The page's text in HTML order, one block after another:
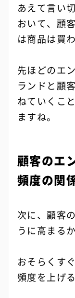
あえて言い
おいて、顧
は商品は買
先ほどのエ
ランドと顧
ねていくこ
ますね。
顧客のエ
頻度の関
次に、顧客
うに高まる
おそらくす
頻度を上げ